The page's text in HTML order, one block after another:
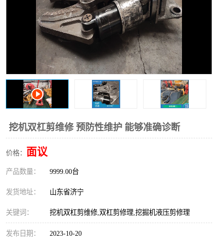
挖机双杠剪维修 预防性维护 能够准确诊断
价格： 面议
产品数量： 9999.00台
发货地址： 山东省济宁
关键词： 挖机双杠剪维修,双杠剪修理,挖掘机液压剪修理
发布日期： 2023-10-20
铣刨机 开沟机
伐木机 破碎机
压路机
枕木机 滑移装载机
清扫器
挖树机 拓荒机
滚筒筛
挖掘机破碎斗